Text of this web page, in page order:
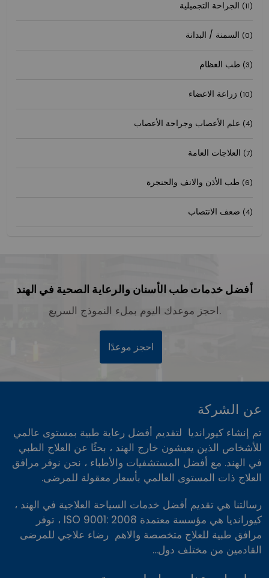
(11)
(0)
(3)
(10)
(4)
(7)
(6)
(4)
أفضل خدمات طب الأسنان والرعاية الصحية في الهند
احجز موعدك اليوم بملء النموذج السريع.
احجز موعدًا
عن الشركة
تم إنشاء كيورانديا لتقديم أفضل رعاية طبية بمستوى عالمي
للأشخاص الذين يعيشون خارج الهند ، بحثًا عن العلاج الطبي
في الهند. مع أفضل المستشفيات والأطباء ، نحن نوفر مرافق
العلاج ذات المستوى العالمي بأسعار معقولة للمرضى.
رسالتنا هي تقديم أفضل خدمات السياحة العلاجية في الهند ،
كيورانديا هي مؤسسة معتمدة ISO 9001: 2008 ، توفر
مرافق طبية للعلاج متخصصة والاهم رضاء علاجي للمرضى
القادمين من مختلف دول...